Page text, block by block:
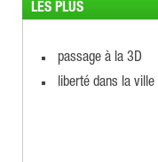
LES PLUS
passage à la 3D
liberté dans la ville